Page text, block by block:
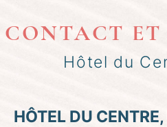
CONTACT
Hôtel du
HÔTEL DU